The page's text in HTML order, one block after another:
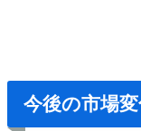
今後の市場